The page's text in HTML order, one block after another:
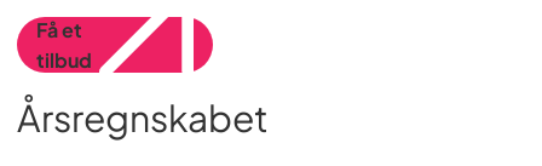
Få et
tilbud
Årsregnskabet